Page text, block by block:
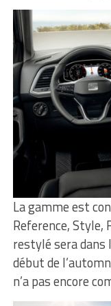
La gamme est
Reference, Style,
restylé sera dans
début de
n’a pas encore